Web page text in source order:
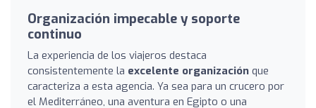
Organización impecable y soporte
continuo
La experiencia de los viajeros destaca
consistentemente la excelente organización que
caracteriza a esta agencia. Ya sea para un crucero por
el Mediterráneo, una aventura en Egipto o una